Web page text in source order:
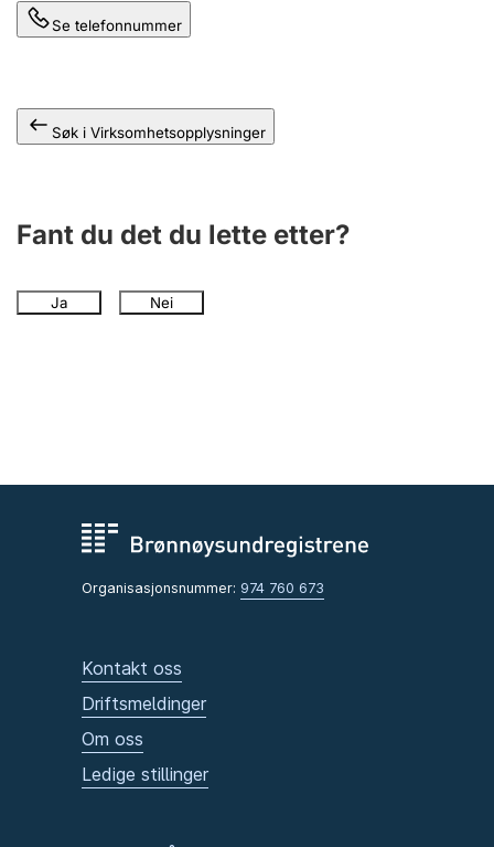
Se telefonnummer
Søk i Virksomhetsopplysninger
Fant du det du lette etter?
Ja Nei
Organisasjonsnummer: 974 760 673
Kontakt oss
Driftsmeldinger
Om oss
Ledige stillinger